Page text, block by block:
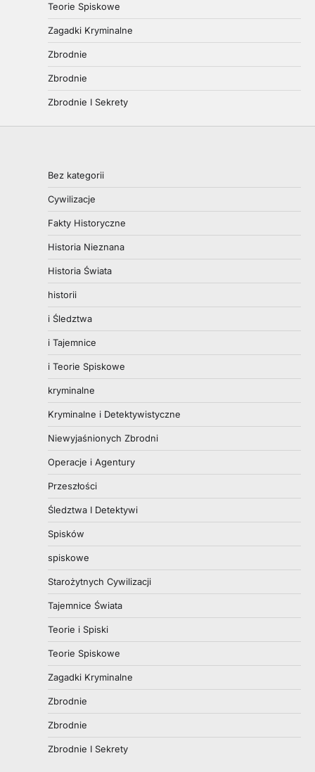
Teorie Spiskowe
Zagadki Kryminalne
Zbrodnie
Zbrodnie
Zbrodnie I Sekrety
Bez kategorii
Cywilizacje
Fakty Historyczne
Historia Nieznana
Historia Świata
historii
i Śledztwa
i Tajemnice
i Teorie Spiskowe
kryminalne
Kryminalne i Detektywistyczne
Niewyjaśnionych Zbrodni
Operacje i Agentury
Przeszłości
Śledztwa I Detektywi
Spisków
spiskowe
Starożytnych Cywilizacji
Tajemnice Świata
Teorie i Spiski
Teorie Spiskowe
Zagadki Kryminalne
Zbrodnie
Zbrodnie
Zbrodnie I Sekrety